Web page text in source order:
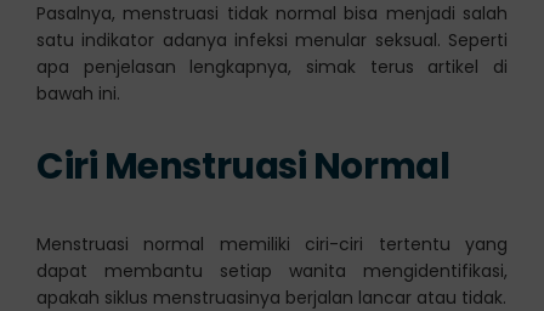
Pasalnya, menstruasi tidak normal bisa menjadi salah
satu indikator adanya infeksi menular seksual. Seperti
apa penjelasan lengkapnya, simak terus artikel di
bawah ini.
Ciri Menstruasi Normal
Menstruasi normal memiliki ciri-ciri tertentu yang
dapat membantu setiap wanita mengidentifikasi,
apakah siklus menstruasinya berjalan lancar atau tidak.